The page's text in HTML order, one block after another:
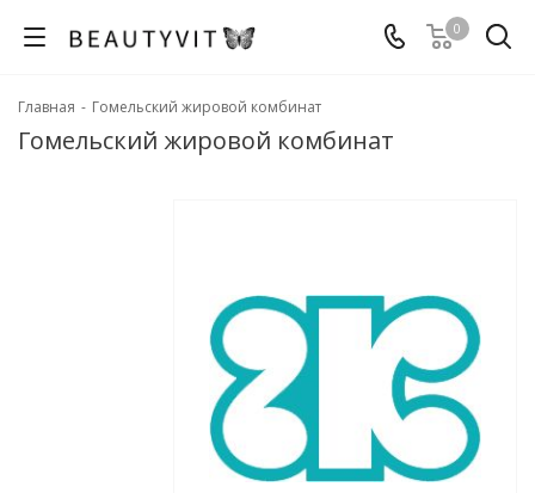
0
Главная - Гомельский жировой комбинат
Гомельский жировой комбинат